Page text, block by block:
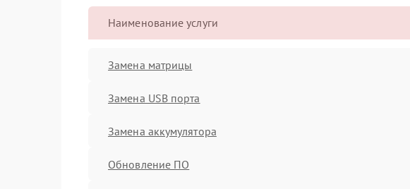
Наименование услуги
Замена матрицы
Замена USB порта
Замена аккумулятора
Обновление ПО